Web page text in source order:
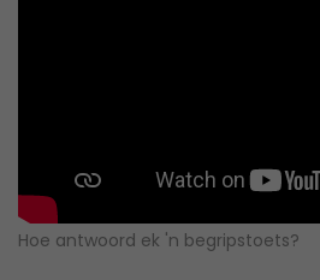
Hoe antwoord ek 'n begripstoets?